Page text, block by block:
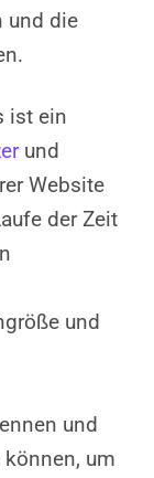
und die
ist ein
und
Website
der Zeit
und
und
um